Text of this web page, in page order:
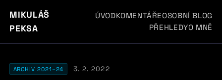
MIKULÁŠ
PEKSA
ÚVODKOMENTÁŘEOSOBNÍ BLOG
PŘEHLEDYO MNĚ
ARCHIV 2021–24 3. 2. 2022